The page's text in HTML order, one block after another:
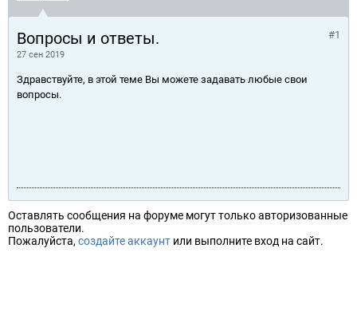
Вопросы и ответы.
27 сен 2019
#1
Здравствуйте, в этой теме Вы можете задавать любые свои
вопросы.
Оставлять сообщения на форуме могут только авторизованные
пользователи.
Пожалуйста, создайте аккаунт или выполните вход на сайт.